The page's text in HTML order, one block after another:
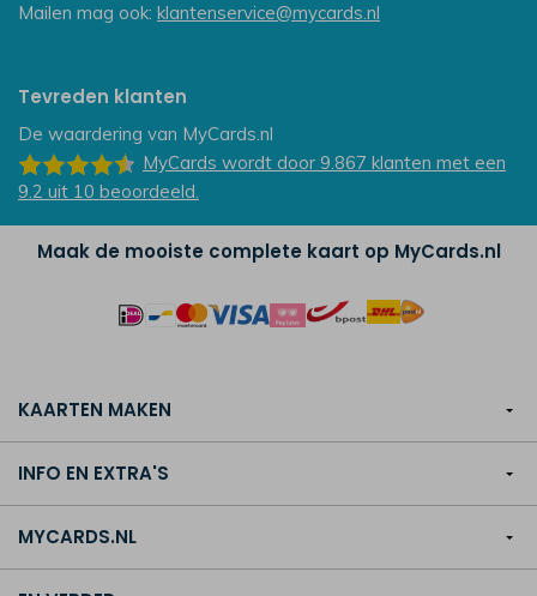
Mailen mag ook: klantenservice@mycards.nl
Tevreden klanten
De waardering van MyCards.nl
MyCards wordt door 9.867 klanten met een
9.2 uit 10 beoordeeld.
Maak de mooiste complete kaart op MyCards.nl
KAARTEN MAKEN
INFO EN EXTRA'S
MYCARDS.NL